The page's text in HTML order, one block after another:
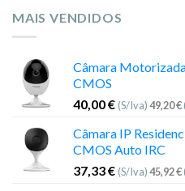
MAIS VENDIDOS
Câmara
CMOS
40,00€ (S/Iva)49,20€
Câmara IP
CMOS Auto IRC
37,33€ (S/Iva)45,92€